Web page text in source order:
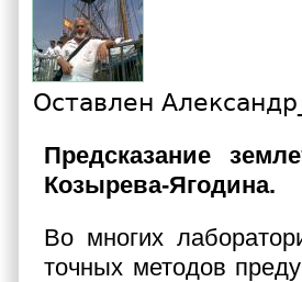
Оставлен
Предсказание
Козырева-Ягодина.
Во многих
точных методов